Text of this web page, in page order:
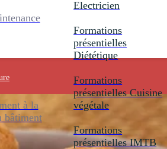
à la
bâtiment
Electricien
Formations
présentielles
Diététique
Formations
présentielles Cuisine
végétale
Formations
présentielles IMTB